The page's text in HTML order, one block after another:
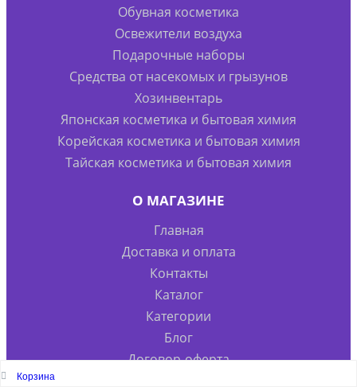
Обувная косметика
Освежители воздуха
Подарочные наборы
Средства от насекомых и грызунов
Хозинвентарь
Японская косметика и бытовая химия
Корейская косметика и бытовая химия
Тайская косметика и бытовая химия
О МАГАЗИНЕ
Главная
Доставка и оплата
Контакты
Каталог
Категории
Блог
Договор-оферта
Корзина